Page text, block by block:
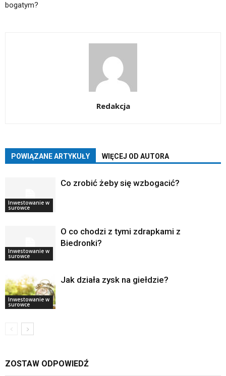
bogatym?
Redakcja
POWIĄZANE ARTYKUŁY WIĘCEJ OD AUTORA
Inwestowanie w
surowce
Co zrobić żeby się wzbogacić?
Inwestowanie w
surowce
O co chodzi z tymi zdrapkami z
Biedronki?
Inwestowanie w
surowce
Jak działa zysk na giełdzie?
ZOSTAW ODPOWIEDŹ